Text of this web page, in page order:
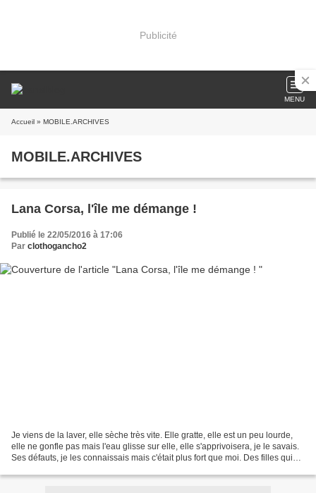
Publicité
MENU
Accueil » MOBILE.ARCHIVES
MOBILE.ARCHIVES
Lana Corsa, l'île me démange !
Publié le 22/05/2016 à 17:06
Par clothogancho2
Je viens de la laver, elle sèche très vite. Elle gratte, elle est un peu lourde,
elle ne gonfle pas mais l'eau glisse sur elle, elle s'apprivoisera, je le savais.
Ses défauts, je les connaissais mais c'était plus fort que moi. Des filles qui